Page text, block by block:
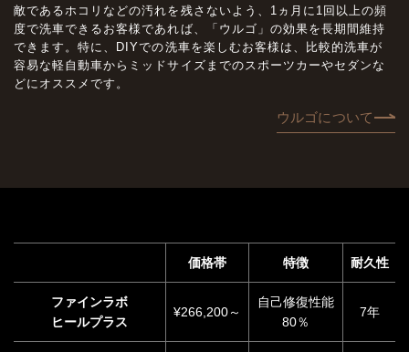
敵であるホコリなどの汚れを残さないよう、1ヵ月に1回以上の頻
度で洗車できるお客様であれば、「ウルゴ」の効果を長期間維持
できます。特に、DIYでの洗車を楽しむお客様は、比較的洗車が
容易な軽自動車からミッドサイズまでのスポーツカーやセダンな
どにオススメです。
ウルゴについて
価格帯 特徴 耐久性
ファインラボ
ヒールプラス
¥266,200～
自己修復性能
80％
7年